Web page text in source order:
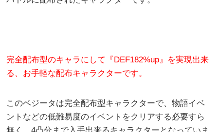
完全配布型のキャラにして『DEF182%up』を実現出来
る、お手軽な配布キャラクターです。
このベジータは完全配布型キャラクターで、物語イベ
ントなどの低難易度のイベントをクリアする必要すら